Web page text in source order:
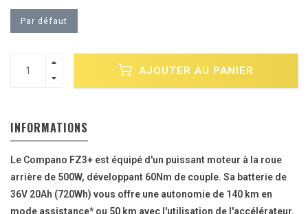
Par défaut
AJOUTER AU PANIER
INFORMATIONS
Le Compano FZ3+ est équipé d'un puissant moteur à la roue
arrière de 500W, développant 60Nm de couple. Sa batterie de
36V 20Ah (720Wh) vous offre une autonomie de 140 km en
mode assistance* ou 50 km avec l'utilisation de l'accélérateur.